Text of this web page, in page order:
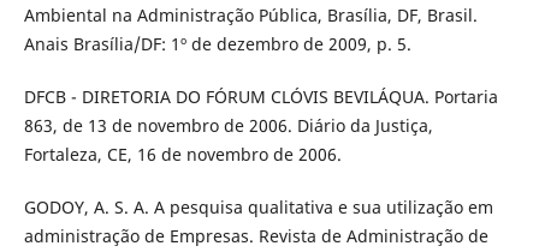
Ambiental na Administração Pública, Brasília, DF, Brasil.
Anais Brasília/DF: 1º de dezembro de 2009, p. 5.
DFCB - DIRETORIA DO FÓRUM CLÓVIS BEVILÁQUA. Portaria
863, de 13 de novembro de 2006. Diário da Justiça,
Fortaleza, CE, 16 de novembro de 2006.
GODOY, A. S. A. A pesquisa qualitativa e sua utilização em
administração de Empresas. Revista de Administração de